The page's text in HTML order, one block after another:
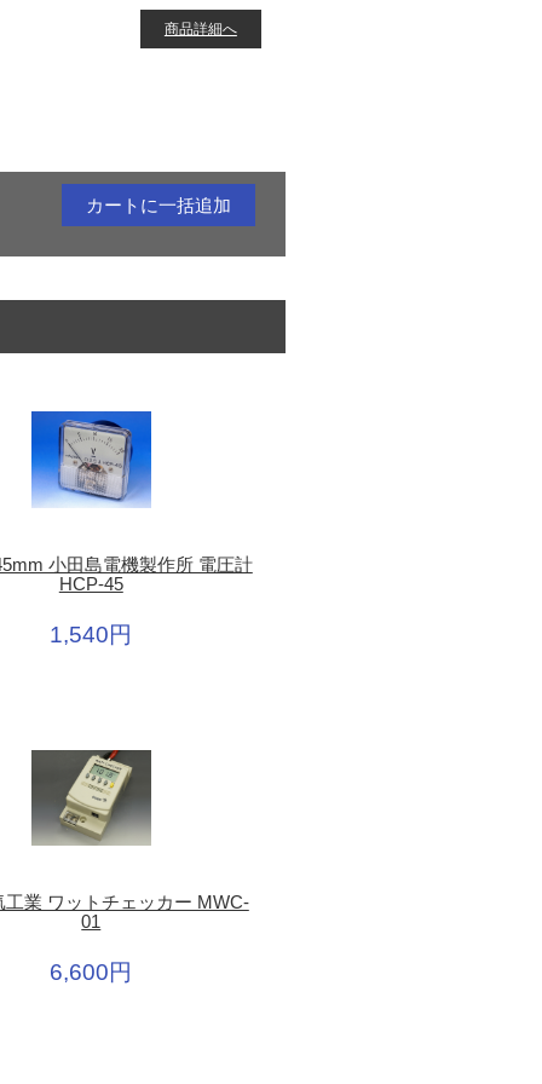
商品詳細へ
小田島電機製作所 電圧計
HCP-45
1,540円
工業 ワットチェッカー MWC-
01
6,600円